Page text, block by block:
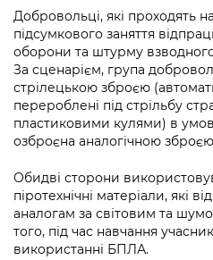
Регуляторна діяльність
Промисловість і наука
Підприємства, установи,
Річні звіти
Гендерна політика
Ритуальні послуги
Іноземцям / For
Пам'ятки культурної
Портал Захисників та
Безбар'єрність
Портал послуг
Міський застосунок
Рада з питань
осіб при Київській
адміністрації
«Ініціатива
Уряд» – місцевий рівень»
Звіти про опрацювання
публічну інформацію
Інформація для
Про відкриті дані
Публічні дашборди
Контакти для медіа /
media
Добровольці, які проходять
підсумкового заняття
оборони та штурму
За сценарієм, група
стрілецькою зброєю
перероблені під стрільбу
пластиковими кулями) в
озброєна аналогічною
Обидві сторони
піротехнічні матеріали, які
аналогам за світовим та
того, під час навчання
використанні БПЛА.